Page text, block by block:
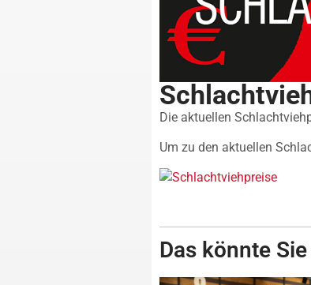
Die aktuellen
Um zu den aktuellen
Das könnte